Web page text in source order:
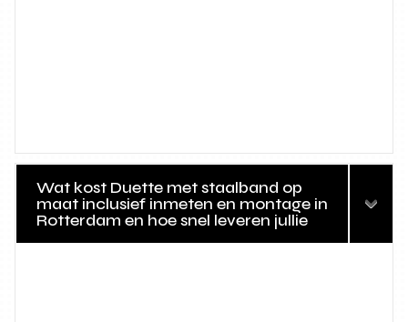
Wat kost Duette met staalband op
maat inclusief inmeten en montage in
Rotterdam en hoe snel leveren jullie